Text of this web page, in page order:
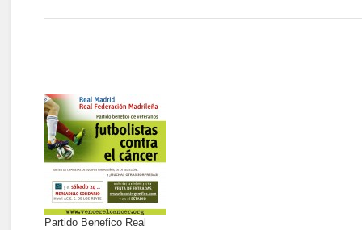
Partido Benefico Real